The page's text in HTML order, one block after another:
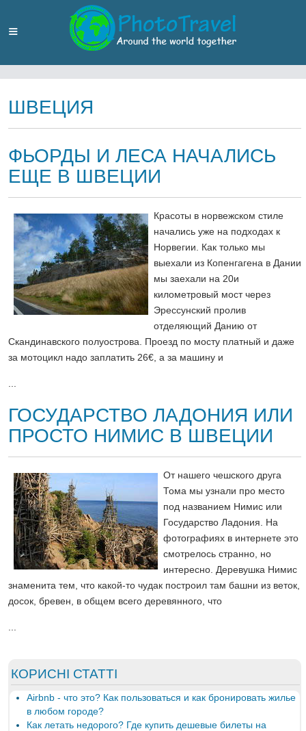
ШВЕЦИЯ
ФЬОРДЫ И ЛЕСА НАЧАЛИСЬ
ЕЩЕ В ШВЕЦИИ
Красоты в норвежском стиле
начались уже на подходах к
Норвегии. Как только мы
выехали из Копенгагена в Дании
мы заехали на 20и
километровый мост через
Эрессунский пролив
отделяющий Данию от
Скандинавского полуострова. Проезд по мосту платный и даже
за мотоцикл надо заплатить 26€, а за машину и
ГОСУДАРСТВО ЛАДОНИЯ ИЛИ
ПРОСТО НИМИС В ШВЕЦИИ
От нашего чешского друга
Тома мы узнали про место
под названием Нимис или
Государство Ладония. На
фотографиях в интернете это
смотрелось странно, но
интересно. Деревушка Нимис
знаменита тем, что какой-то чудак построил там башни из веток,
досок, бревен, в общем всего деревянного, что
КОРИСНІ СТАТТІ
Airbnb - что это? Как пользоваться и как бронировать жилье
в любом городе?
Как летать недорого? Где купить дешевые билеты на